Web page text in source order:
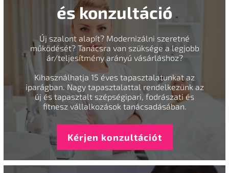
és konzultáció
Új szalont alapít? Modernizálni szeretné
működését? Tanácsra van szüksége a legjobb
ár/teljesítmény arányú vásárláshoz?
Kihasználhatja 15 éves tapasztalatunkat az
iparágban. Nagy tapasztalattal rendelkezünk az
új és tapasztalt szépségipari, fodrászati és
fitnesz vállalkozások tanácsadásában.
Kérjen konzultációt